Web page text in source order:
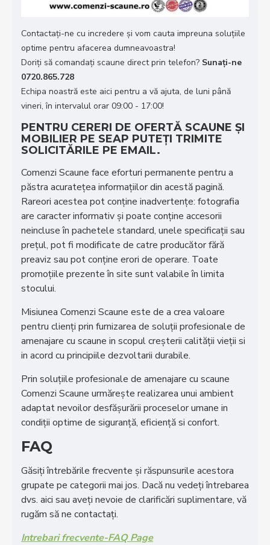
Contactați-ne cu incredere și vom cauta impreuna soluțiile
optime pentru afacerea dumneavoastra!
Doriţi să comandaţi scaune direct prin telefon? Sunaţi-ne
0720.865.728
Echipa noastră este aici pentru a vă ajuta, de luni până
vineri, în intervalul orar 09:00 - 17:00!
PENTRU CERERI DE OFERTĂ SCAUNE ȘI
MOBILIER PE SEAP PUTEȚI TRIMITE
SOLICITĂRILE PE EMAIL.
Comenzi Scaune face eforturi permanente pentru a
păstra acurateţea informaţiilor din acestă pagină.
Rareori acestea pot conţine inadvertenţe: fotografia
are caracter informativ şi poate conţine accesorii
neincluse în pachetele standard, unele specificaţii sau
preţul, pot fi modificate de catre producător fără
preaviz sau pot conţine erori de operare. Toate
promoţiile prezente în site sunt valabile în limita
stocului.
Misiunea Comenzi Scaune este de a crea valoare
pentru clienţi prin furnizarea de soluţii profesionale de
amenajare cu scaune in scopul creşterii calităţii vieţii si
in acord cu principiile dezvoltarii durabile.
Prin soluţiile profesionale de amenajare cu scaune
Comenzi Scaune urmăreşte realizarea unui ambient
adaptat nevoilor desfăşurării proceselor umane in
condiţii optime de siguranţă, eficienţă si confort.
FAQ
Găsiți întrebările frecvente și răspunsurile acestora
grupate pe categorii mai jos. Dacă nu vedeți întrebarea
dvs. aici sau aveți nevoie de clarificări suplimentare, vă
rugăm să ne contactați.
Intrebari frecvente-FAQ Page